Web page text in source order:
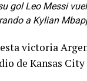
gol Leo Messi
a Kylian
victoria
de Kansas